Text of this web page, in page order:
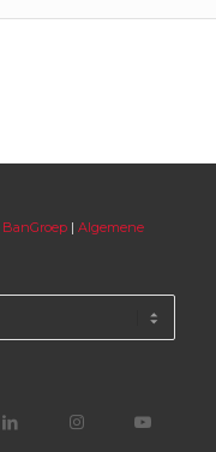
BanGroep| Algemene